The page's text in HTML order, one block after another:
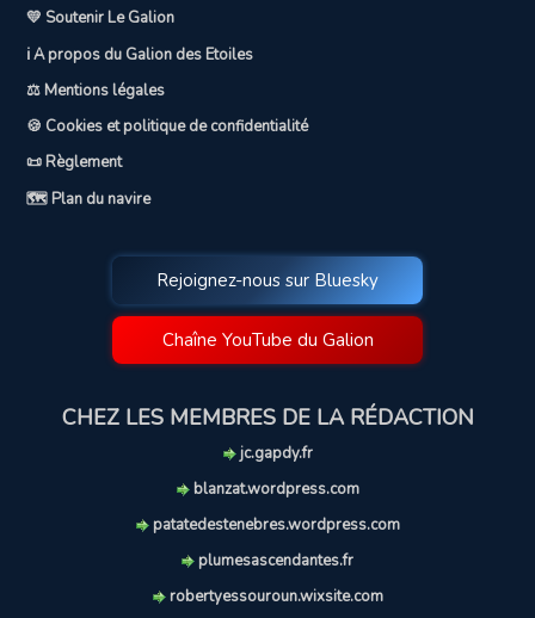
💛 Soutenir Le Galion
ℹ️ A propos du Galion des Etoiles
⚖️ Mentions légales
🍪 Cookies et politique de confidentialité
📜 Règlement
🗺️ Plan du navire
Rejoignez-nous sur Bluesky
Chaîne YouTube du Galion
CHEZ LES MEMBRES DE LA RÉDACTION
jc.gapdy.fr
blanzat.wordpress.com
patatedestenebres.wordpress.com
plumesascendantes.fr
robertyessouroun.wixsite.com